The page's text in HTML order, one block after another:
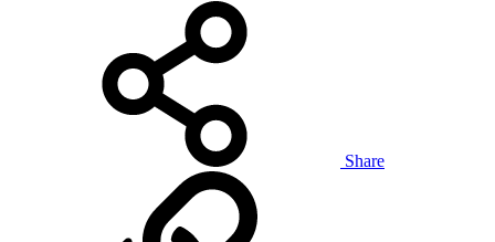
Share